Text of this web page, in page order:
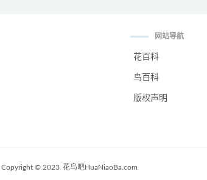
网站导航
花百科
鸟百科
版权声明
Copyright © 2023 花鸟吧HuaNiaoBa.com